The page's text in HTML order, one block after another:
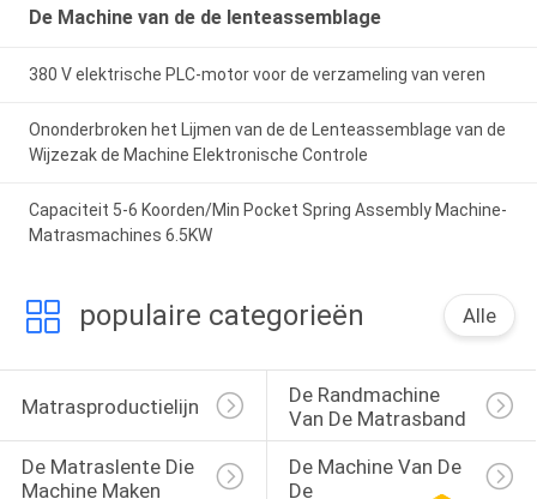
De Machine van de de lenteassemblage
380 V elektrische PLC-motor voor de verzameling van veren
Ononderbroken het Lijmen van de de Lenteassemblage van de
Wijzezak de Machine Elektronische Controle
Capaciteit 5-6 Koorden/Min Pocket Spring Assembly Machine-
Matrasmachines 6.5KW
populaire categorieën Alle
Matrasproductielijn
De Randmachine
Van De Matrasband
De Matraslente Die
Machine Maken
De Machine Van De
De